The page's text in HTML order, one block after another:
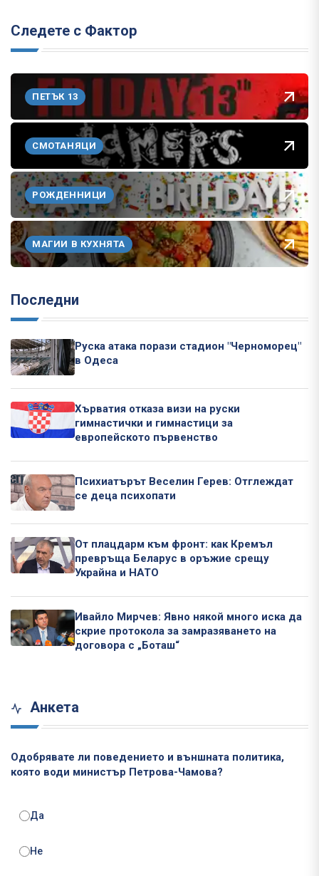
Следете с Фактор
ПЕТЪК 13
СМОТАНЯЦИ
РОЖДЕННИЦИ
МАГИИ В КУХНЯТА
Последни
Руска атака порази стадион "Черноморец"
в Одеса
Хърватия отказа визи на руски
гимнастички и гимнастици за
европейското първенство
Психиатърът Веселин Герев: Отглеждат
се деца психопати
От плацдарм към фронт: как Кремъл
превръща Беларус в оръжие срещу
Украйна и НАТО
Ивайло Мирчев: Явно някой много иска да
скрие протокола за замразяването на
договора с „Боташ“
Анкета
Одобрявате ли поведението и външната политика,
която води министър Петрова-Чамова?
Да
Не